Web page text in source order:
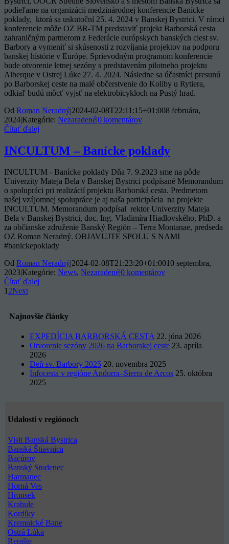
podieľame na organizácii medzinárodnej konferencie Banícke
poklady, ktorá sa uskutoční 25. 4. 2024 v Banskej Bystrici. V rámci
konferencie môže OZ BR-TM predstaviť projekt Barborská cesta
zahraničným partnerom z Federácie európskych banských ciest sv.
Barbory a vymeniť si skúsenosti z rozvíjania projektov na podporu
banskej histórie v Európe. Sprievodným programom konferencie
bude otvorenie letnej sezóny s predstavením pilotneho projektu
Alberque v Ostrej Lúke 27. 4. 2024. Následne sa účastníci presunú
po Barborskej ceste na malé občerstvenie do Koliby u Rytiera,
odkiaľ budú môcť vyjsť na elektrobicykloch na Pustý hrad.
Od Roman Neradný|2024-02-08T22:11:15+01:008 februára,
2024|Kategórie: Nezaradené|0 komentárov
Čítať ďalej
INCULTUM – Banícke poklady
INCULTUM - Banícke poklady Dňa 7. 9.2023 sme na pôde
Univerzity Mateja Bela v Banskej Bystrici podpísané Memorandum
o spolupráci pri realizácií projektu Barborská cesta. Predmetom
našej vzájomnej spolupráce je aj naša participácia na projekte
INCULTUM. Memorandum podpísal rektor Univerzity Mateja
Bela v Banskej Bystrici, doc. Ing. Vladimíra Hiadlovského, PhD. a
za občianske združenie Banský Región – Terra Montanae, predseda
OZ Roman Neradný. OBJAVUJTE SPOLU S NAMI
#banickepoklady
Od Roman Neradný|2024-02-08T21:23:20+01:0010 septembra,
2023|Kategórie: News, Nezaradené|0 komentárov
Čítať ďalej
12Next
Najnovšie články
EXPEDÍCIA BARBORSKÁ CESTA 22. júna 2026
Otvorenie sezóny 2026 na Barborskej ceste 23. apríla
2026
Deň sv. Barbory 2025 20. novembra 2025
Infocesta v regióne Andorra–Sierra de Arcos 25. októbra
2025
Udalosti v regiónoch
Visit Banská Bystrica
Banská Štiavnica
Bacúrov
Banský Studenec
Harmanec
Horná Ves
Hronsek
Krahule
Kordíky
Kremnické Bane
Ostrá Lúka
Repište